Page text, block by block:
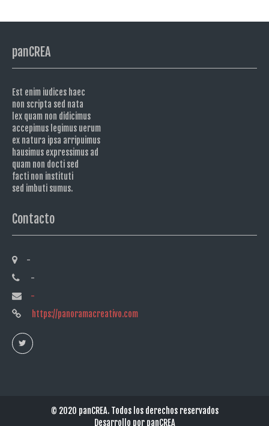
panCREA
Est enim iudices haec
non scripta sed nata
lex quam non didicimus
accepimus legimus uerum
ex natura ipsa arripuimus
hausimus expressimus ad
quam non docti sed
facti non instituti
sed imbuti sumus.
Contacto
-
-
-
https://panoramacreativo.com
© 2020 panCREA. Todos los derechos reservados
Desarrollo por panCREA